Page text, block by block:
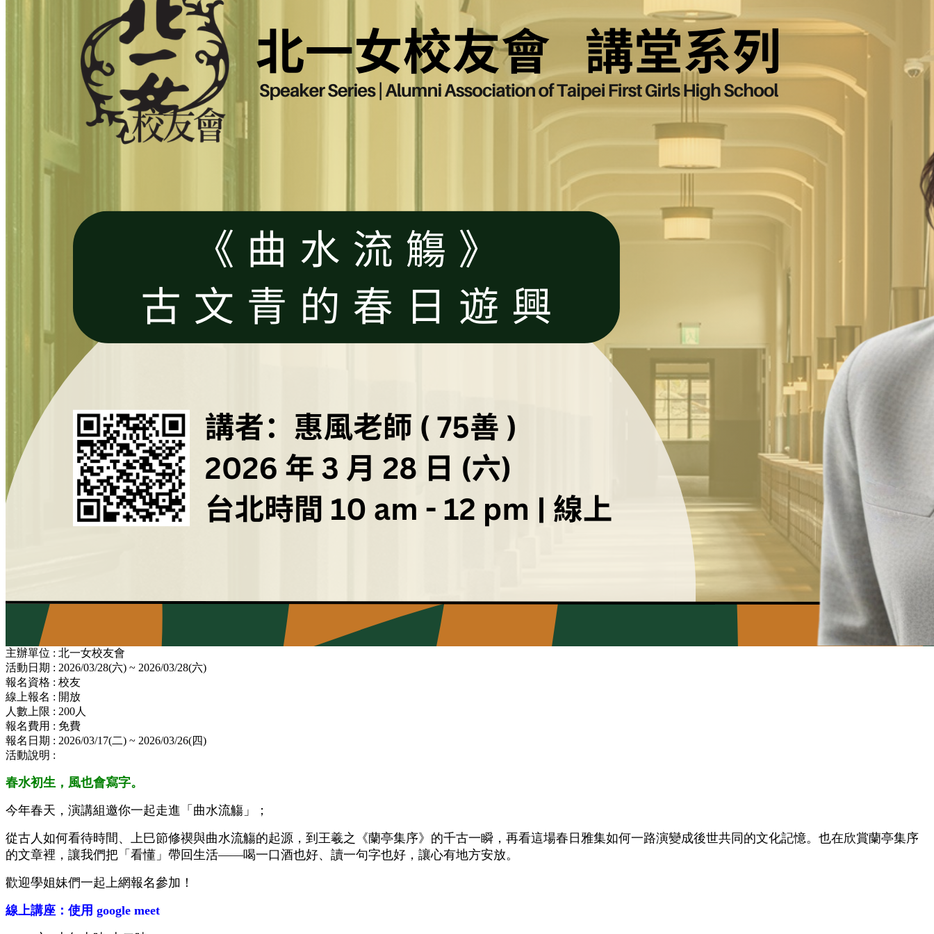
主辦單位 : 北一女校友會
活動日期 : 2026/03/28(六) ~ 2026/03/28(六)
報名資格 : 校友
線上報名 : 開放
人數上限 : 200人
報名費用 : 免費
報名日期 : 2026/03/17(二) ~ 2026/03/26(四)
活動說明 :
春水初生，風也會寫字。
今年春天，演講組邀你一起走進「曲水流觴」；
從古人如何看待時間、上巳節修禊與曲水流觴的起源，到王羲之《蘭亭集序》的千古一瞬，再看這場春日雅集如何一路演變成後世共同的文化記憶。也在欣賞蘭亭集序
的文章裡，讓我們把「看懂」帶回生活——喝一口酒也好、讀一句字也好，讓心有地方安放。
歡迎學姐妹們一起上網報名參加！
線上講座：使用 google meet